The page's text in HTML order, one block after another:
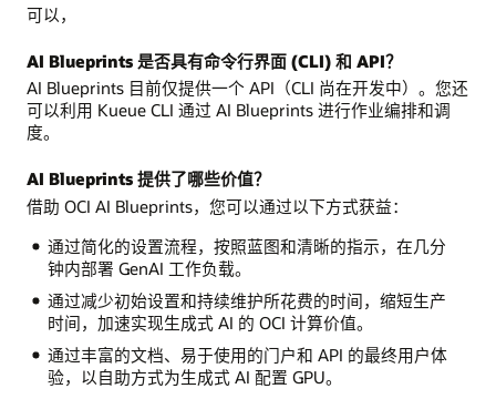
可以，
AI Blueprints 是否具有命令行界面 (CLI) 和 API？
AI Blueprints 目前仅提供一个 API（CLI 尚在开发中）。您还
可以利用 Kueue CLI 通过 AI Blueprints 进行作业编排和调
度。
AI Blueprints 提供了哪些价值？
借助 OCI AI Blueprints，您可以通过以下方式获益：
通过简化的设置流程，按照蓝图和清晰的指示，在几分
钟内部署 GenAI 工作负载。
通过减少初始设置和持续维护所花费的时间，缩短生产
时间，加速实现生成式 AI 的 OCI 计算价值。
通过丰富的文档、易于使用的门户和 API 的最终用户体
验，以自助方式为生成式 AI 配置 GPU。